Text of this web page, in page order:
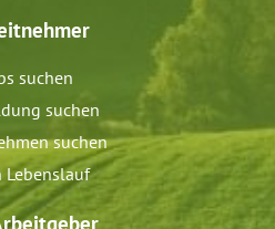
suchen
suchen
suchen
Lebenslauf